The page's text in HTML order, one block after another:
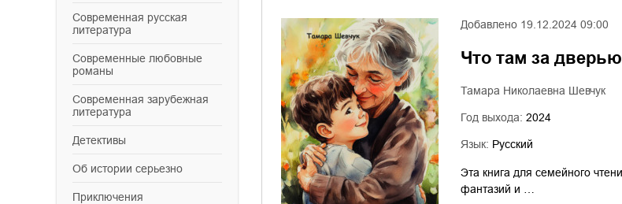
современная русская
литература
современные любовные
романы
современная зарубежная
литература
детективы
об истории серьезно
приключения
Добавлено 19.12.2024 09:00
Что там за
Тамара Николаевна Шевчук
Год выхода: 2024
Язык: Русский
Эта книга для семейного
фантазий и …